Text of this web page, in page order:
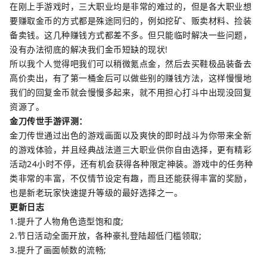
在刚上手游戏时，三大职业均是非常的难过的，但是各大职业想
要赚取金币的方式都是殊途同归的，例如挖矿、贩卖材料、捡装
备卖钱。这几种赚钱方式都差不多。但只能临时解决一些问题，
没有办法彻底的解决我们金币短缺的现状!
所以我个人觉得吧我们可以稍微氪点金，然后去买鞋极品装备去
高价卖出，有了第一桶金后可以做些别的赚钱方法，这样慢慢地
我们的回复金币就会慢慢多起来，就不用担心打斗中出现没回复
资源了。
金刀传世手游评测：
金刀传世通过出色的游戏画面以及爽快的即时战斗为你带来全新
的游戏体验，并且经典战法道三大职业供你自由选择，更有精彩
活动24小时不停，还有机会获得各种限定神装。游戏中的任务种
类非常的丰富，不仅情节设定有趣，而且还能获得丰富的奖励，
也是新老玩家快速提升等级的最好选择之一。
更新日志
1.提升了人物角色造型饱和度;
2.节日活动全面开放，各种豪礼登陆超低门槛领取;
3.提升了画面帧数的流畅;